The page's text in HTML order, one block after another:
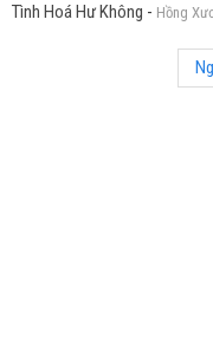
Tình Hoá Hư Không - Hồng